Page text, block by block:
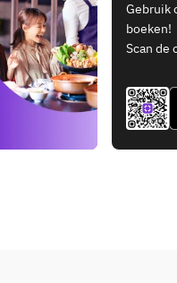
Gebruik
boeken!
Scan de